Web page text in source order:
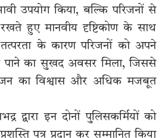
उपयोग किया, बल्कि परिजनों से
हुए मानवीय दृष्टिकोण के साथ
के कारण परिजनों को अपने
पाने का सुखद अवसर मिला, जिससे
का विश्वास और अधिक मजबूत
द्वारा इन दोनों पुलिसकर्मियों को
पत्र प्रदान कर सम्मानित किया